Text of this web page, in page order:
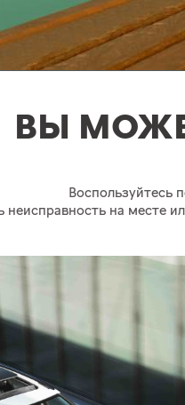
ВЫ
неисправность на месте